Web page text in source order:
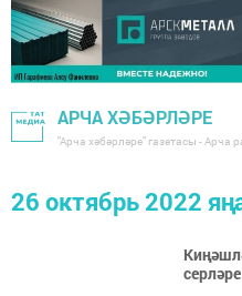
АРЧА ХӘБӘРЛӘРЕ
"Арча хәбәрләре" газетасы - Арча
26 октябрь 2022
серләре